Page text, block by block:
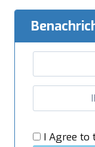
FCS-
Menge
I Agree to